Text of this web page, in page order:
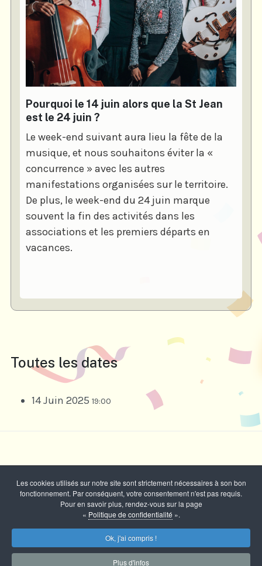
Pourquoi le 14 juin alors que la St Jean
est le 24 juin ?
Le week-end suivant aura lieu la fête de la
musique, et nous souhaitons éviter la «
concurrence » avec les autres
manifestations organisées sur le territoire.
De plus, le week-end du 24 juin marque
souvent la fin des activités dans les
associations et les premiers départs en
vacances.
Toutes les dates
14 Juin 2025 19:00
Copyright © 2026 Comité des Fêtes - Marcilly sur Tille -
Tous droits réservés
Les cookies utilisés sur notre site sont strictement nécessaires à son bon
fonctionnement. Par conséquent, votre consentement n'est pas requis.
Pour en savoir plus, rendez-vous sur la page
« Politique de confidentialité ».
Ok, j'ai compris !
Plus d'infos